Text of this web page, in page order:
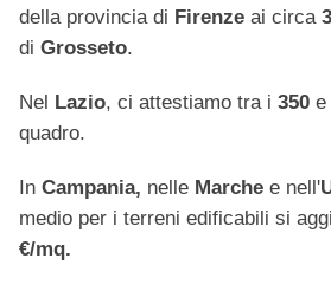
della provincia di Firenze ai circa
di Grosseto.
Nel Lazio, ci attestiamo tra i 350 e
quadro.
In Campania, nelle Marche e nell'
medio per i terreni edificabili si
€/mq.